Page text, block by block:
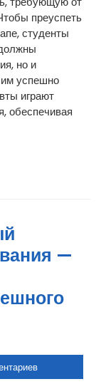
преуспеть
студенты
но и
им успешно
играют
обеспечивая
—